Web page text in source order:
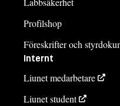
Profilshop
Föreskrifter och
Internt
Liunet medarbetare
Liunet student